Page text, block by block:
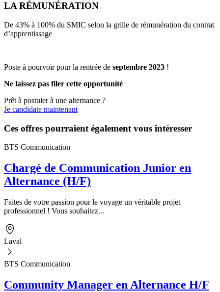
LA RÉMUNÉRATION
De 43% à 100% du SMIC selon la grille de rémunération du contrat
d’apprentissage
Poste à pourvoir pour la rentrée de septembre 2023 !
Ne laissez pas filer cette opportunité
Prêt à postuler à une alternance ?
Je candidate maintenant
Ces offres pourraient également vous intéresser
BTS Communication
Chargé de Communication Junior en
Alternance (H/F)
Faites de votre passion pour le voyage un véritable projet
professionnel ! Vous souhaitez...
Laval
BTS Communication
Community Manager en Alternance H/F